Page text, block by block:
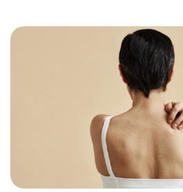
qu’un